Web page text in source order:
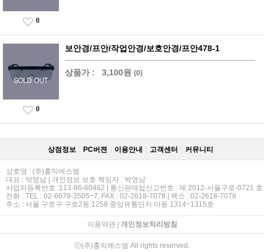
0
보안경/프안/작업안경/보호안경/프안478-1
상품가 : 3,100원 (0)
0
상점정보 PC버젼 이용안내 고객센터 커뮤니티
상호명 : (주)홍익에스엠
대표 : 박영남 | 개인정보 보호 책임자 : 박영남
사업자등록번호 :113-86-60462 | 통신판매업신고번호 : 제 2012-서울구로-0721 호
전화 : TEL : 02-6679-3505~7, FAX : 02-2618-7078 | 팩스 : 02-2618-7078
주소 : 서울 구로구 구로2동 1258 중앙유통단지 마동 1314~1315호
이용약관| 개인정보처리방침
ⓒ(주)홍익에스엠 All rights reserved.